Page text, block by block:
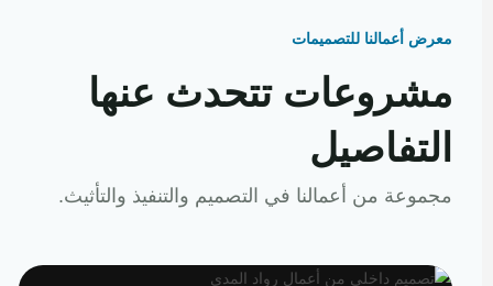
معرض أعمالنا للتصميمات
مشروعات تتحدث عنها
التفاصيل
مجموعة من أعمالنا في التصميم والتنفيذ والتأثيث.